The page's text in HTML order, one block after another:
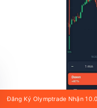
Đăng Ký Olymptrade Nhận